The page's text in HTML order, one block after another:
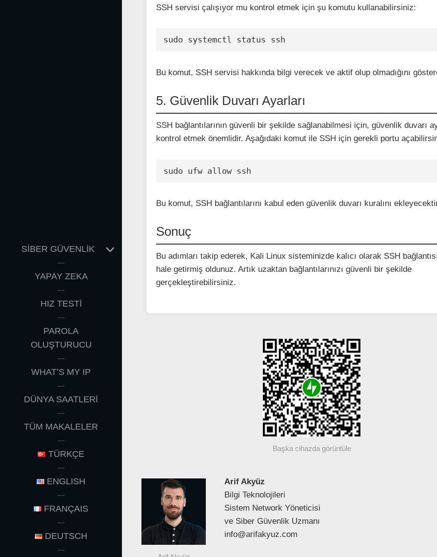
SİBER GÜVENLİK
EXPAND
YAPAY ZEKA
HIZ TESTİ
PAROLA
OLUŞTURUCU
WHAT’S MY IP
DÜNYA SAATLERİ
TÜM MAKALELER
TÜRKÇE
ENGLISH
FRANÇAIS
DEUTSCH
SSH servisi çalışıyor mu kontrol etmek için şu komutu kullanabilirsiniz:
sudo systemctl status ssh
Bu komut, SSH servisi hakkında bilgi verecek ve aktif olup olmadığını
5. Güvenlik Duvarı Ayarları
SSH bağlantılarının güvenli bir şekilde sağlanabilmesi için, güvenlik duvarı
kontrol etmek önemlidir. Aşağıdaki komut ile SSH için gerekli portu
sudo ufw allow ssh
Bu komut, SSH bağlantılarını kabul eden güvenlik duvarı kuralını
Sonuç
Bu adımları takip ederek, Kali Linux sisteminizde kalıcı olarak SSH
hale getirmiş oldunuz. Artık uzaktan bağlantılarınızı güvenli bir şekilde
gerçekleştirebilirsiniz.
Başka cihazda görüntüle
Arif Akyüz
Bilgi Teknolojileri
Sistem Network Yöneticisi
ve Siber Güvenlik Uzmanı
info@arifakyuz.com